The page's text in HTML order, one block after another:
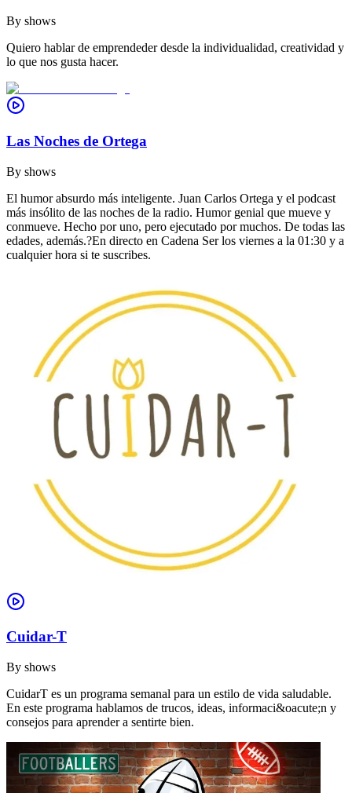
By shows
Quiero hablar de emprendeder desde la individualidad, creatividad y
lo que nos gusta hacer.
Las Noches de Ortega
By shows
El humor absurdo más inteligente. Juan Carlos Ortega y el podcast
más insólito de las noches de la radio. Humor genial que mueve y
conmueve. Hecho por uno, pero ejecutado por muchos. De todas las
edades, además.?En directo en Cadena Ser los viernes a la 01:30 y a
cualquier hora si te suscribes.
Cuidar-T
By shows
CuidarT es un programa semanal para un estilo de vida saludable.
En este programa hablamos de trucos, ideas, informaci&oacute;n y
consejos para aprender a sentirte bien.